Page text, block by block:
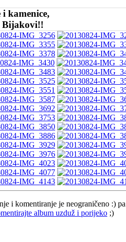
kamenice,
Bijakovi!!
i komentiranje je neograničeno :) pa
album uzduž i porijeko ;)